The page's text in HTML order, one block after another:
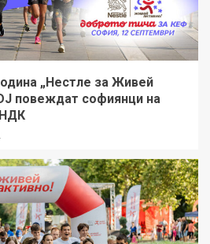
„Нестле за Живей
повеждат софиянци на
НДК